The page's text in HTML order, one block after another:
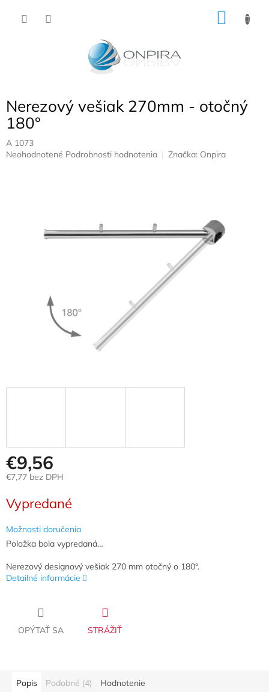
Nerezový vešiak 270mm - otočný
180°
A 1073
Priemerné
hviezdičiek.
Neohodnotené Podrobnosti hodnotenia Značka: Onpira
€9,56
€7,77 bez DPH
cena:
Vypredané
Možnosti doručenia
Položka bola vypredaná…
Nerezový designový vešiak 270 mm otočný o 180°.
Detailné informácie
OPÝTAŤ SA STRÁŽIŤ
Popis Podobné (4) Hodnotenie